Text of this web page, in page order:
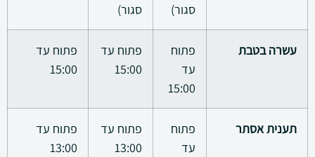
סגור)
סגור)
עשרה בטבת
פתוח
עד
15:00
פתוח עד
15:00
פתוח עד
15:00
תענית אסתר
פתוח
עד
פתוח עד
13:00
פתוח עד
13:00